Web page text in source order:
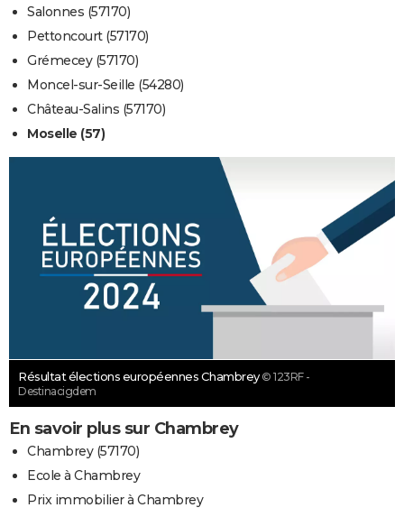
Salonnes (57170)
Pettoncourt (57170)
Grémecey (57170)
Moncel-sur-Seille (54280)
Château-Salins (57170)
Moselle (57)
Résultat élections européennes Chambrey © 123RF -
Destinacigdem
En savoir plus sur Chambrey
Chambrey (57170)
Ecole à Chambrey
Prix immobilier à Chambrey